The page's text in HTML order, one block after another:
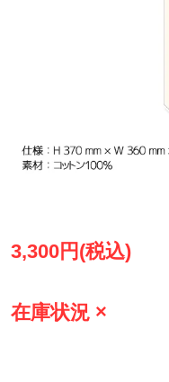
3,300円(税込)
在庫状況 ×